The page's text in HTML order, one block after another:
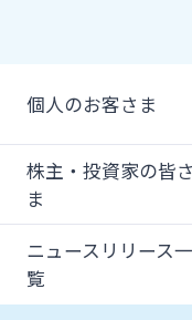
個人のお客さま
株主・投資家の皆さ
ま
ニュースリリース一
覧